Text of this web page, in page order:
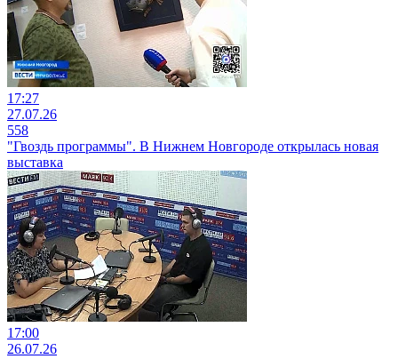
17:27
27.07.26
558
"Гвоздь программы". В Нижнем Новгороде открылась новая
выставка
17:00
26.07.26